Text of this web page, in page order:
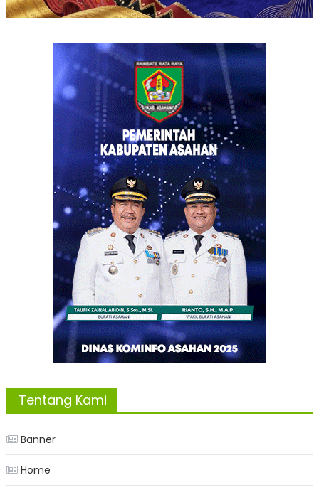
Tentang Kami
Banner
Home